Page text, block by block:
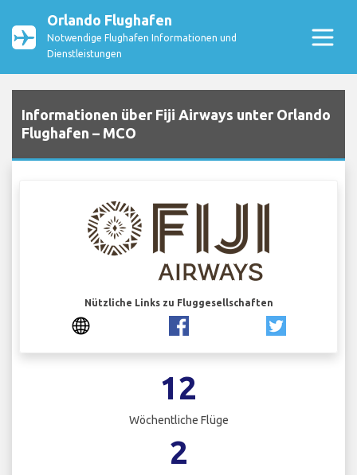
Orlando Flughafen
Notwendige Flughafen Informationen und
Dienstleistungen
Informationen über Fiji Airways unter Orlando
Flughafen – MCO
Nützliche Links zu Fluggesellschaften
12
Wöchentliche Flüge
2